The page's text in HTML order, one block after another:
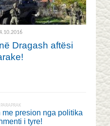
Dragash aftësi
presion nga politika
i tyre!